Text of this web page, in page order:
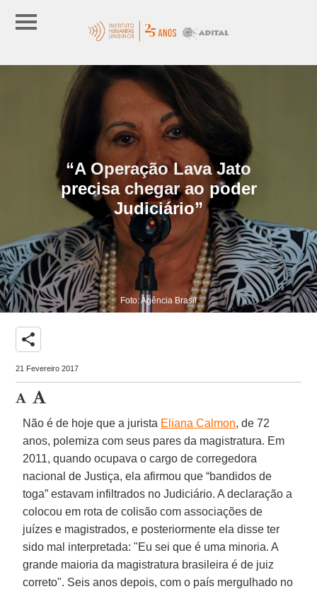
“A Operação Lava Jato
precisa chegar ao poder
Judiciário”
Foto: Agência Brasil
share
21 Fevereiro 2017
Não é de hoje que a jurista Eliana Calmon, de 72
anos, polemiza com seus pares da magistratura. Em
2011, quando ocupava o cargo de corregedora
nacional de Justiça, ela afirmou que “bandidos de
toga” estavam infiltrados no Judiciário. A declaração a
colocou em rota de colisão com associações de
juízes e magistrados, e posteriormente ela disse ter
sido mal interpretada: "Eu sei que é uma minoria. A
grande maioria da magistratura brasileira é de juiz
correto". Seis anos depois, com o país mergulhado no